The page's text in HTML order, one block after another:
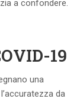
a confondere.
19
una
da